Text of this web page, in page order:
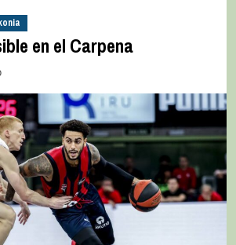
en el Carpena